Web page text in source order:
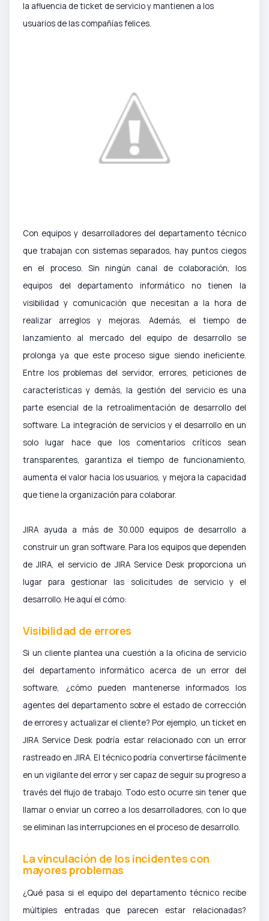
la afluencia deticket de servicio y mantienen a los
usuarios de las compañías felices.
Con equipos y desarrolladores del departamento técnico
que trabajan con sistemas separados, hay puntos ciegos
en el proceso. Sin ningún canal de colaboración, los
equipos del departamento informático no tienen la
visibilidad y comunicación que necesitan a la hora de
realizar arreglos y mejoras. Además, el tiempo de
lanzamiento al mercado del equipo de desarrollo se
prolonga ya que este proceso sigue siendo ineficiente.
Entre los problemas del servidor, errores, peticiones de
características y demás, la gestión del servicio es una
parte esencial de la retroalimentación de desarrollo del
software. La integración de servicios y el desarrollo en un
solo lugar hace que los comentarios críticos sean
transparentes, garantiza el tiempo de funcionamiento,
aumenta el valor hacia los usuarios, y mejora la capacidad
que tiene la organización para colaborar.
JIRA ayuda a más de 30.000 equipos de desarrollo a
construir un gran software. Para los equipos que dependen
de JIRA, el servicio de JIRA Service Desk proporciona un
lugar para gestionar las solicitudes de servicio y el
desarrollo. He aquí el cómo:
Visibilidad de errores
Si un cliente plantea una cuestión a la oficina de servicio
del departamento informático acerca de un error del
software, ¿cómo pueden mantenerse informados los
agentes del departamento sobre el estado de corrección
de errores y actualizar el cliente? Por ejemplo, un ticket en
JIRA Service Desk podría estar relacionado con un error
rastreado en JIRA. El técnico podría convertirse fácilmente
en un vigilante del error y ser capaz de seguir su progreso a
través del flujo de trabajo. Todo esto ocurre sin tener que
llamar o enviar un correo a los desarrolladores, con lo que
se eliminan las interrupciones en el proceso de desarrollo.
La vinculación de los incidentes con
mayores problemas
¿Qué pasa si el equipo del departamento técnico recibe
múltiples entradas que parecen estar relacionadas?